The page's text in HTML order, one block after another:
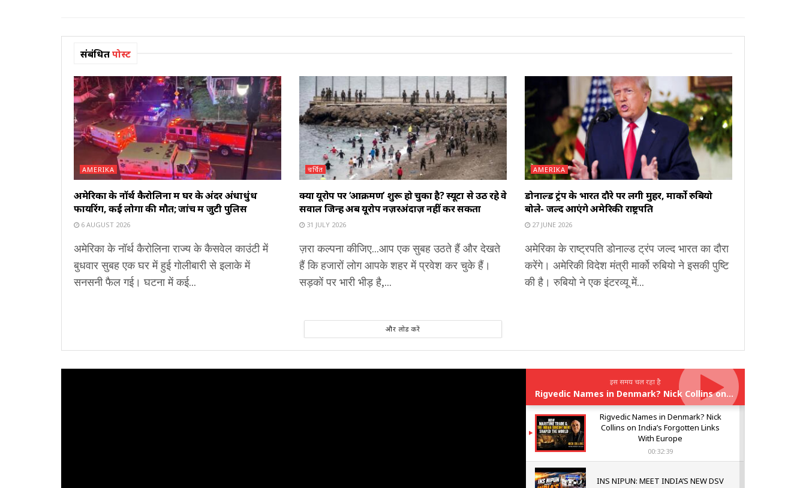
संबंधितपोस्ट
AMERIKA
अमेरिका के नॉर्थ कैरोलिना में घर के अंदर अंधाधुंध
फायरिंग, कई लोगों की मौत; जांच में जुटी पुलिस
6 AUGUST 2026
अमेरिका के नॉर्थ कैरोलिना राज्य के कैसवेल काउंटी में
बुधवार सुबह एक घर में हुई गोलीबारी से इलाके में
सनसनी फैल गई। घटना में कई...
चर्चित
क्या यूरोप पर ‘आक्रमण’ शुरू हो चुका है? स्यूटा से उठ रहे वे
सवाल जिन्हें अब यूरोप नज़रअंदाज़ नहीं कर सकता
31 JULY 2026
ज़रा कल्पना कीजिए...आप एक सुबह उठते हैं और देखते
हैं कि हजारों लोग आपके शहर में प्रवेश कर चुके हैं।
सड़कों पर भारी भीड़ है,...
AMERIKA
डोनाल्ड ट्रंप के भारत दौरे पर लगी मुहर, मार्को रुबियो
बोले- जल्द आएंगे अमेरिकी राष्ट्रपति
27 JUNE 2026
अमेरिका के राष्ट्रपति डोनाल्ड ट्रंप जल्द भारत का दौरा
करेंगे। अमेरिकी विदेश मंत्री मार्को रुबियो ने इसकी पुष्टि
की है। रुबियो ने एक इंटरव्यू में...
और लोड करें
इस समय चल रहा है
Rigvedic Names in Denmark? Nick Collins on India’s Forgotten Links With Europe
Rigvedic Names in Denmark? Nick
Collins on India’s Forgotten Links
With Europe
00:32:39
INS NIPUN: MEET INDIA’S NEW DSV